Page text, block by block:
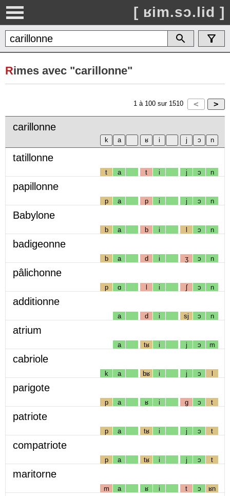
[ ʁim.sɔ.lid ]
Rimes avec "carillonne"
1 à 100 sur 1510
carillonne
tatillonne
t a t i j ɔ n
papillonne
p a p i j ɔ n
Babylone
b a b i l ɔ n
badigeonne
b a d i ʒ ɔ n
pâlichonne
p ɑ l i ʃ ɔ n
additionne
a d i sj ɔ n
atrium
a tʁ i j ɔ m
cabriole
k a bʁ i j ɔ l
parigote
p a ʁ i g ɔ t
patriote
p a tʁ i j ɔ t
compatriote
p a tʁ i j ɔ t
maritorne
m a ʁ i t ɔ ʁn